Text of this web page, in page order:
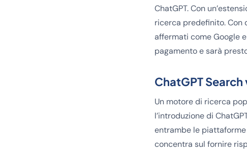
ChatGPT. Con
ricerca predefinito. Con
affermati come Google
pagamento e sarà
ChatGPT
Un motore di ricerca
l’introduzione di
entrambe le piattaforme
concentra sul fornire